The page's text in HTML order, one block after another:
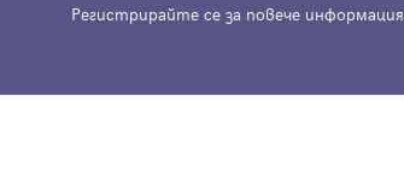
Регистрирайте се за повече информация